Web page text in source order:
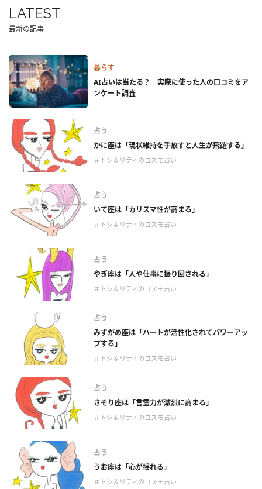
LATEST
最新の記事
暮らす
AI占いは当たる？ 実際に使った人の口コミをア
ンケート調査
占う
かに座は「現状維持を手放すと人生が飛躍する」
＃トシ＆リティのコスモ占い
占う
いて座は「カリスマ性が高まる」
＃トシ＆リティのコスモ占い
占う
やぎ座は「人や仕事に振り回される」
＃トシ＆リティのコスモ占い
占う
みずがめ座は「ハートが活性化されてパワーアッ
プする」
＃トシ＆リティのコスモ占い
占う
さそり座は「言霊力が激烈に高まる」
＃トシ＆リティのコスモ占い
占う
うお座は「心が揺れる」
＃トシ＆リティのコスモ占い